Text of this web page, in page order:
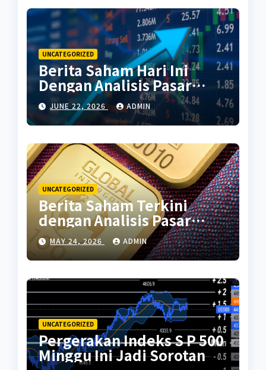
UNCATEGORIZED
Berita Saham Hari Ini
Dengan Analisis Pasar
Terbaru
JUNE 22, 2026 ADMIN
UNCATEGORIZED
Berita Saham Terkini
dengan Analisis Pasar
Global
MAY 24, 2026 ADMIN
UNCATEGORIZED
Pergerakan Indeks S P 500
Minggu Ini Jadi Sorotan